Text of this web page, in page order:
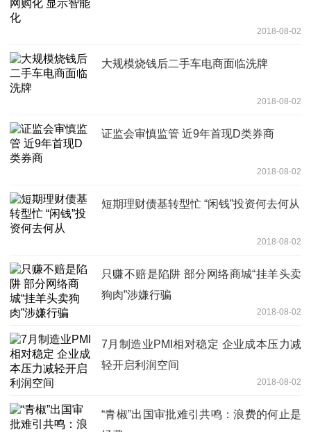
2018-08-02
大规模烧钱后二手车电商面临洗牌
2018-08-02
证监会审慎监管 近9年首现D类券商
2018-08-02
短期理财债基转型忙 “闲钱”投资何去何从
2018-08-02
只赚不赔是陷阱 部分网络商城“挂羊头卖
狗肉”涉嫌行骗
2018-08-02
7月制造业PMI相对稳定 企业成本压力减
轻开启利润空间
2018-08-02
“青椒”出国审批难引共鸣：浪费的何止是